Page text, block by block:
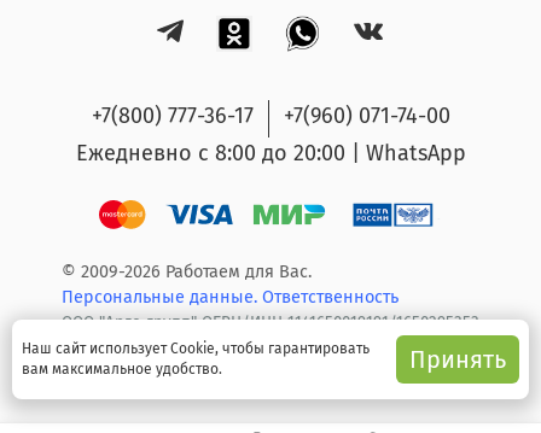
+7(800) 777-36-17
+7(960) 071-74-00
Ежедневно с 8:00 до 20:00 | WhatsApp
© 2009-2026 Работаем для Вас.
Персональные данные. Ответственность
ООО "Арго групп" ОГРН/ИНН 1141650019191/1650295353
Наш сайт использует Cookie, чтобы гарантировать
вам максимальное удобство.
Принять